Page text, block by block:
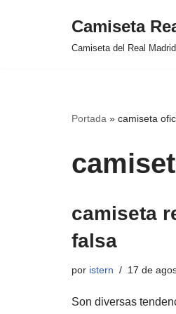
Camiseta
Camiseta del Real
Portada » camiseta
camiseta
falsa
por istern 17 de
Son diversas